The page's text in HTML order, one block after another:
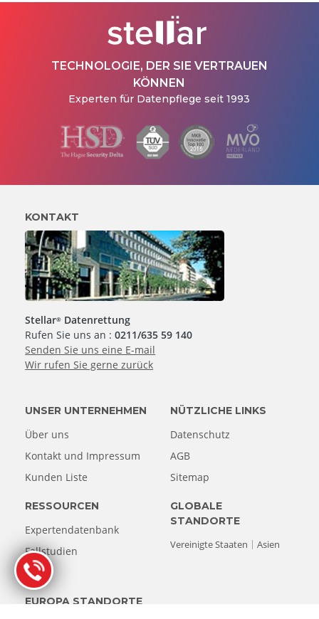
TECHNOLOGIE, DER SIE VERTRAUEN
KÖNNEN
Experten für Datenpflege seit 1993
KONTAKT
Stellar® Datenrettung
Rufen Sie uns an :0211/635 59 140
Senden Sie uns eine E-mail
Wir rufen Sie gerne zurück
UNSER UNTERNEHMEN
Über uns
Kontakt und Impressum
Kunden Liste
NÜTZLICHE LINKS
Datenschutz
AGB
Sitemap
RESSOURCEN
Expertendatenbank
Fallstudien
Blog
EUROPA STANDORTE
GLOBALE
STANDORTE
Vereinigte Staaten
Asien